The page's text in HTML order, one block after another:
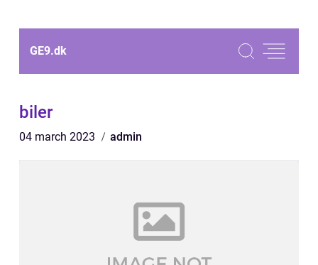
GE9.dk
biler
04 march 2023 admin